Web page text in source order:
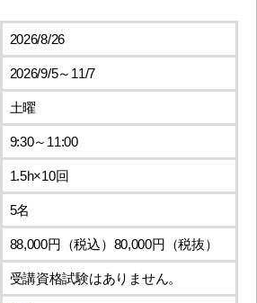
2026/8/26
2026/9/5～11/7
土曜
9:30～11:00
1.5h×10回
5名
88,000円（税込）80,000円（税抜）
受講資格試験はありません。